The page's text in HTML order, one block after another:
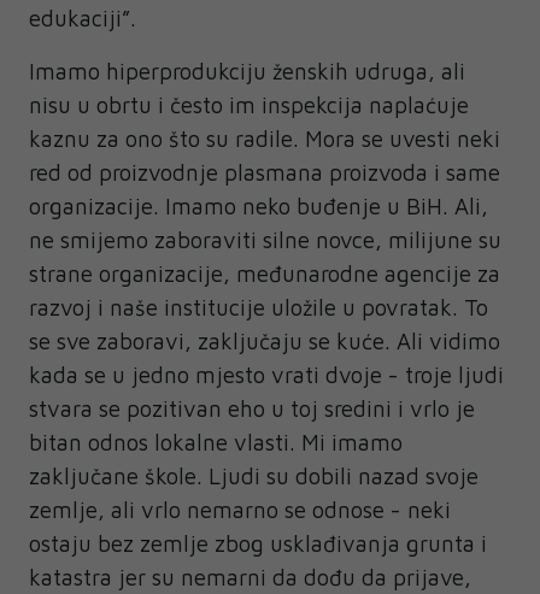
edukaciji”.
Imamo hiperprodukciju ženskih udruga, ali
nisu u obrtu i često im inspekcija naplaćuje
kaznu za ono što su radile. Mora se uvesti neki
red od proizvodnje plasmana proizvoda i same
organizacije. Imamo neko buđenje u BiH. Ali,
ne smijemo zaboraviti silne novce, milijune su
strane organizacije, međunarodne agencije za
razvoj i naše institucije uložile u povratak. To
se sve zaboravi, zaključaju se kuće. Ali vidimo
kada se u jedno mjesto vrati dvoje - troje ljudi
stvara se pozitivan eho u toj sredini i vrlo je
bitan odnos lokalne vlasti. Mi imamo
zaključane škole. Ljudi su dobili nazad svoje
zemlje, ali vrlo nemarno se odnose - neki
ostaju bez zemlje zbog usklađivanja grunta i
katastra jer su nemarni da dođu da prijave,